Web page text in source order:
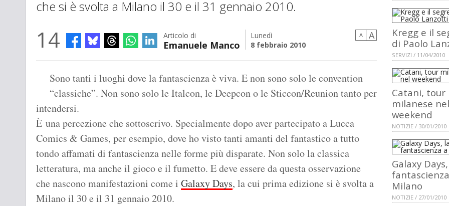
che si è svolta a Milano il 30 e il 31 gennaio 2010.
14 Articolo di
Emanuele Manco
Lunedì
8 febbraio 2010
A A
Sono tanti i luoghi dove la fantascienza è viva. E non sono solo le convention
“classiche”. Non sono solo le Italcon, le Deepcon o le Sticcon/Reunion tanto per
intendersi.
È una percezione che sottoscrivo. Specialmente dopo aver partecipato a Lucca
Comics & Games, per esempio, dove ho visto tanti amanti del fantastico a tutto
tondo affamati di fantascienza nelle forme più disparate. Non solo la classica
letteratura, ma anche il gioco e il fumetto. E deve essere da questa osservazione
che nascono manifestazioni come i Galaxy Days, la cui prima edizione si è svolta a
Milano il 30 e il 31 gennaio 2010.
Kregg e il
di Paolo
SERVIZI / 11/04/2010
Catani, tour
milanese nel
weekend
NOTIZIE / 30/01/2010
Galaxy
Milano
NOTIZIE / 27/01/2010